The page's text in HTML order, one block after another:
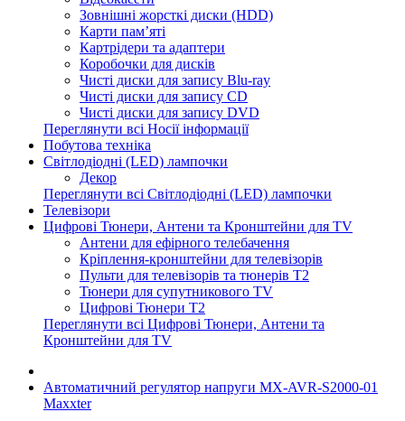
Зовнішні жорсткі диски (HDD)
Карти пам’яті
Картрідери та адаптери
Коробочки для дисків
Чисті диски для запису Blu-ray
Чисті диски для запису CD
Чисті диски для запису DVD
Переглянути всі Носії інформації
Побутова техніка
Світлодіодні (LED) лампочки
Декор
Переглянути всі Світлодіодні (LED) лампочки
Телевізори
Цифрові Тюнери, Антени та Кронштейни для TV
Антени для ефірного телебачення
Кріплення-кронштейни для телевізорів
Пульти для телевізорів та тюнерів T2
Тюнери для супутникового TV
Цифрові Тюнери T2
Переглянути всі Цифрові Тюнери, Антени та
Кронштейни для TV
Автоматичний регулятор напруги MX-AVR-S2000-01
Maxxter